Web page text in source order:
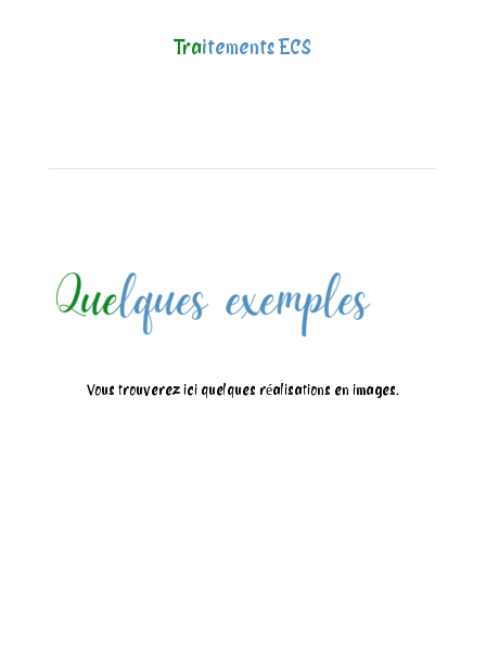
Traitements ECS
Vous trouverez ici quelques réalisations en images.